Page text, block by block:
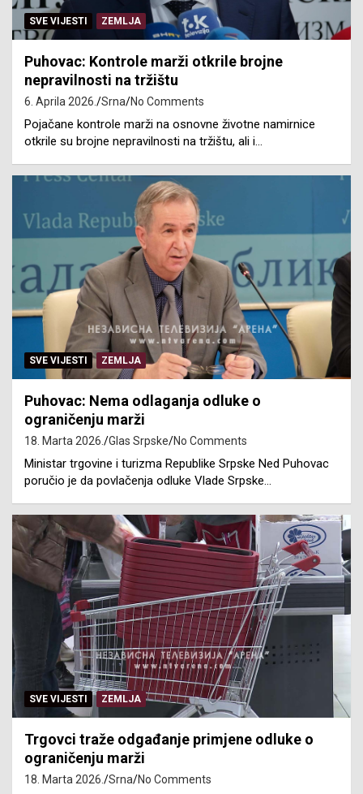
SVE VIJESTI ZEMLJA
Puhovac: Kontrole marži otkrile brojne
nepravilnosti na tržištu
6. Aprila 2026. Srna No Comments
Pojačane kontrole marži na osnovne životne namirnice
otkrile su brojne nepravilnosti na tržištu, ali i…
SVE VIJESTI ZEMLJA
Puhovac: Nema odlaganja odluke o
ograničenju marži
18. Marta 2026. Glas Srpske No Comments
Ministar trgovine i turizma Republike Srpske Ned Puhovac
poručio je da povlačenja odluke Vlade Srpske…
SVE VIJESTI ZEMLJA
Trgovci traže odgađanje primjene odluke o
ograničenju marži
18. Marta 2026. Srna No Comments